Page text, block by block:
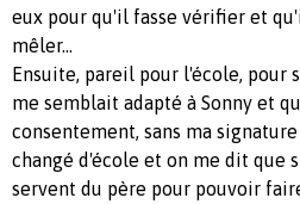
eux pour qu'il fasse vérifier et
mêler...
Ensuite, pareil pour l'école, pour
me semblait adapté à Sonny et
consentement, sans ma
changé d'école et on me dit que
servent du père pour pouvoir